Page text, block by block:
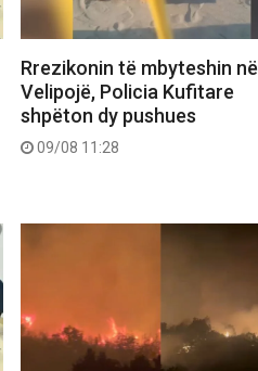
Rrezikonin të mbyteshin në
Velipojë, Policia Kufitare
shpëton dy pushues
09/08 11:28